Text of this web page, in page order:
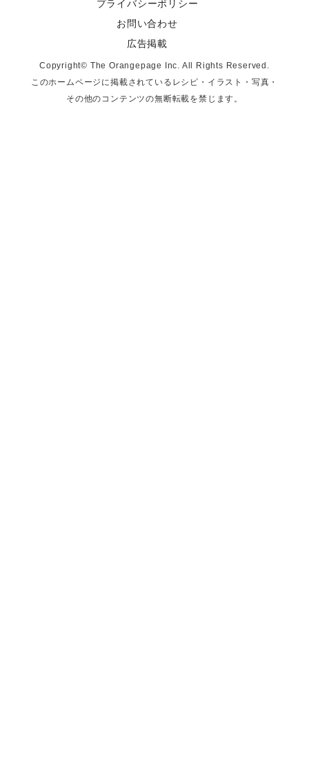
プライバシーポリシー
お問い合わせ
広告掲載
Copyright© The Orangepage Inc. All Rights Reserved.
このホームページに掲載されているレシピ・イラスト・写真・
その他のコンテンツの無断転載を禁じます。